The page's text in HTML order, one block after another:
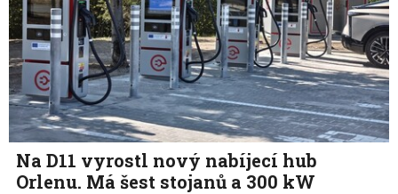
Na D11 vyrostl nový nabíjecí hub
Orlenu. Má šest stojanů a 300 kW